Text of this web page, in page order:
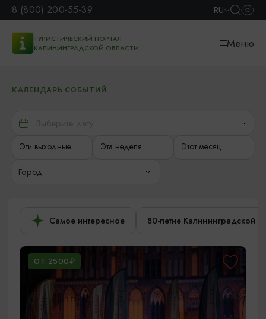
8 (800) 200-55-39 RU
ТУРИСТИЧЕСКИЙ ПОРТАЛ
КАЛИНИНГРАДСКОЙ ОБЛАСТИ
Меню
КАЛЕНДАРЬ СОБЫТИЙ
Эти выходные Эта неделя Этот месяц
Город
Самое интересное 80-летие Калининградской
ОТ 2500₽